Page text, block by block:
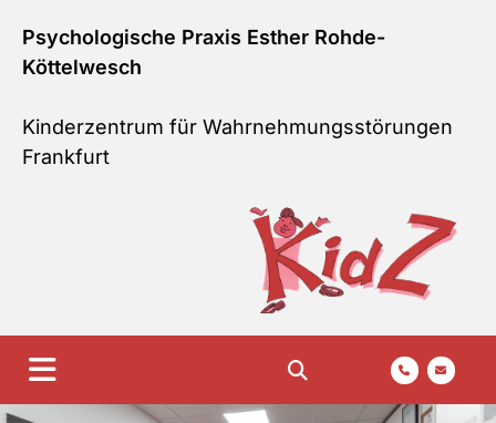
Psychologische Praxis Esther Rohde-
Köttelwesch
Kinderzentrum für Wahrnehmungsstörungen
Frankfurt